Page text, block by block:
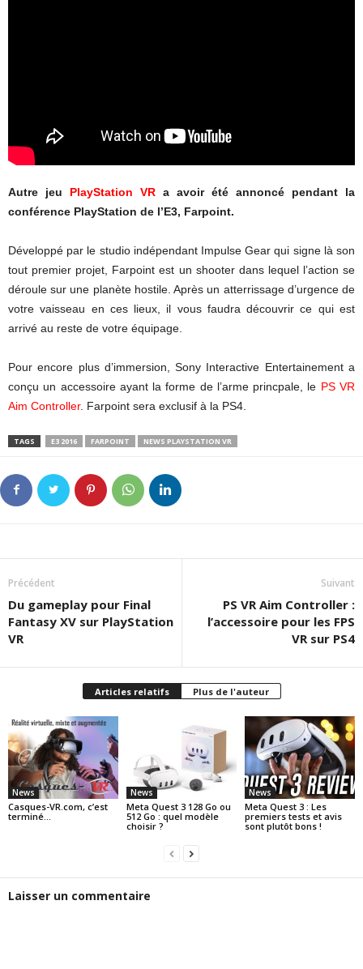
Autre jeu PlayStation VR a avoir été annoncé pendant la
conférence PlayStation de l’E3, Farpoint.
Développé par le studio indépendant Impulse Gear qui signe là son
tout premier projet, Farpoint est un shooter dans lequel l’action se
déroule sur une planète hostile. Après un atterrissage d’urgence de
votre vaisseau en ces lieux, il vous faudra découvrir ce qui est
arrivé au reste de votre équipage.
Pour encore plus d’immersion, Sony Interactive Entertainement a
conçu un accessoire ayant la forme de l’arme princpale, le PS VR
Aim Controller. Farpoint sera exclusif à la PS4.
TAGS E3 2016 FARPOINT NEWS PLAYSTATION VR
Précédent
Du gameplay pour Final
Fantasy XV sur PlayStation
VR
Suivant
PS VR Aim Controller :
l’accessoire pour les FPS
VR sur PS4
Articles relatifs Plus de l'auteur
News
Casques-VR.com, c’est
terminé…
News
Meta Quest 3 128 Go ou
512 Go : quel modèle
choisir ?
News
Meta Quest 3 : Les
premiers tests et avis
sont plutôt bons !
Laisser un commentaire